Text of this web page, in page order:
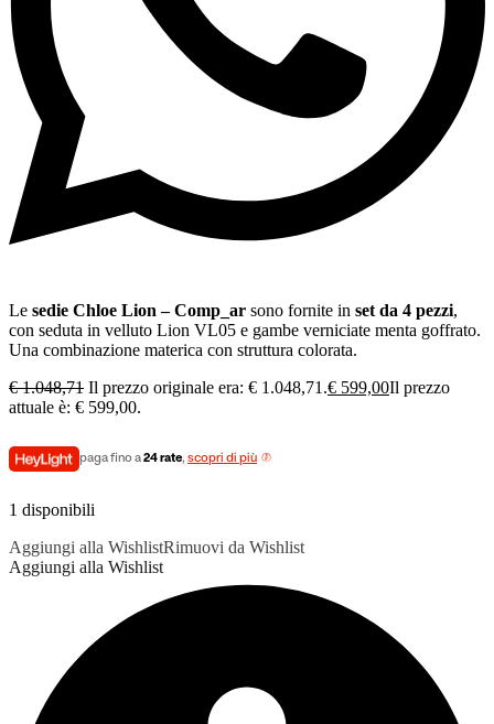
Le sedie Chloe Lion – Comp_ar sono fornite in set da 4 pezzi,
con seduta in velluto Lion VL05 e gambe verniciate menta goffrato.
Una combinazione materica con struttura colorata.
€1.048,71 Il prezzo originale era: € 1.048,71.€ 599,00Il prezzo
attuale è: € 599,00.
paga fino a24 rate, scopri di più
1 disponibili
Aggiungi alla WishlistRimuovi da Wishlist
Aggiungi alla Wishlist